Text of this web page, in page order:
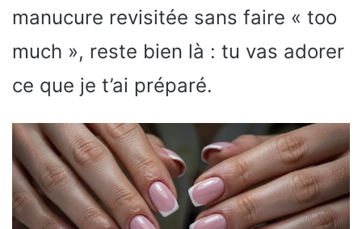
manucure revisitée sans faire « too
much », reste bien là : tu vas adorer
ce que je t’ai préparé.